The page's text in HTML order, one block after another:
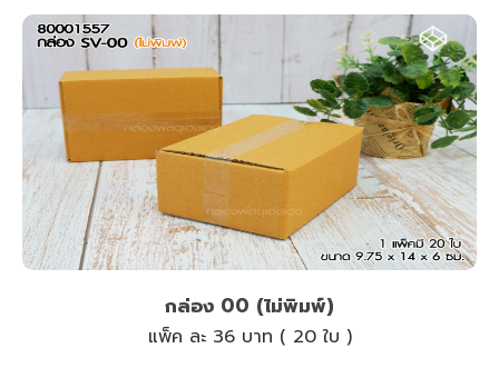
กล่อง 00 (ไม่พิมพ์)
แพ็ค ละ 36 บาท ( 20 ใบ )